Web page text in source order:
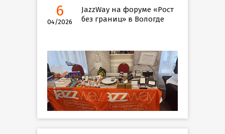
6
04/2026
JazzWay на форуме «Рост
без границ» в Вологде